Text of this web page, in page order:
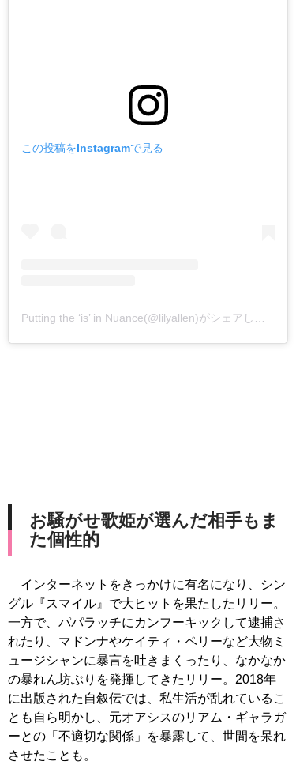
この投稿をInstagramで見る
お騒がせ歌姫が選んだ相手もま
た個性的
インターネットをきっかけに有名になり、シン
グル『スマイル』で大ヒットを果たしたリリー。
一方で、パパラッチにカンフーキックして逮捕さ
れたり、マドンナやケイティ・ペリーなど大物ミ
ュージシャンに暴言を吐きまくったり、なかなか
の暴れん坊ぶりを発揮してきたリリー。2018年
に出版された自叙伝では、私生活が乱れているこ
とも自ら明かし、元オアシスのリアム・ギャラガ
ーとの「不適切な関係」を暴露して、世間を呆れ
させたことも。